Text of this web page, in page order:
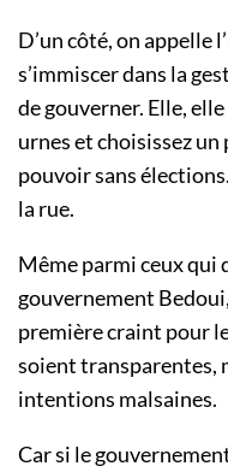
D’un côté, on appelle
s’immiscer dans la
de gouverner. Elle,
urnes et choisissez
pouvoir sans
la rue.
Même parmi ceux qui
gouvernement
première craint pour
soient transparentes,
intentions malsaines.
Car si le